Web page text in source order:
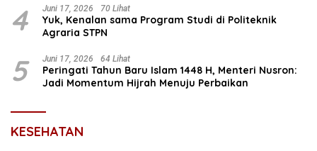
Umat
4 Juni 17, 2026 70 Lihat
Yuk, Kenalan sama Program Studi di Politeknik
Agraria STPN
5 Juni 17, 2026 64 Lihat
Peringati Tahun Baru Islam 1448 H, Menteri Nusron:
Jadi Momentum Hijrah Menuju Perbaikan
KESEHATAN